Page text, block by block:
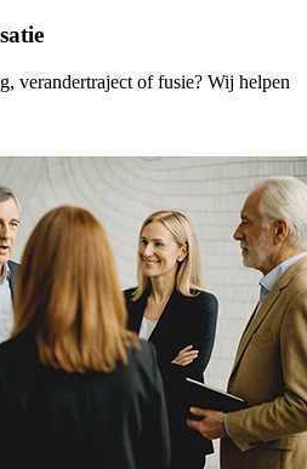
verandertraject of fusie? Wij helpen